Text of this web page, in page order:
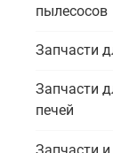
пылесосов
Запчасти
Запчасти
печей
Запчасти